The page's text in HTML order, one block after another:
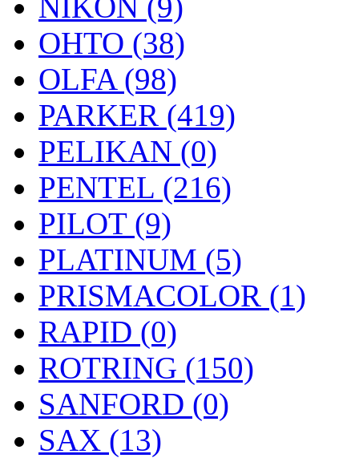
OHTO (38)
OLFA (98)
PARKER (419)
PELIKAN (0)
PENTEL (216)
PILOT (9)
PLATINUM (5)
PRISMACOLOR (1)
RAPID (0)
ROTRING (150)
SANFORD (0)
SAX (13)